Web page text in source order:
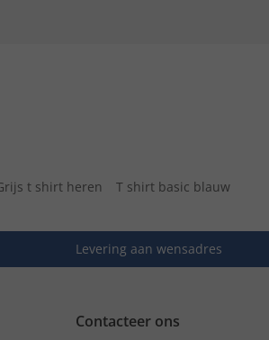
t shirt heren T shirt basic blauw
Levering aan wensadres
Contacteer ons